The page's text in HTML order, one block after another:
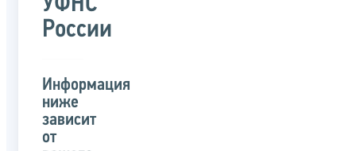
России
Информация
ниже
зависит
от